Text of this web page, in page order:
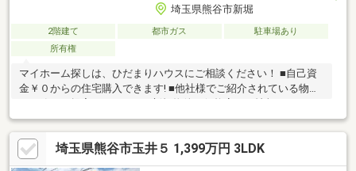
埼玉県熊谷市新堀
2階建て 都市ガス
駐車場あり
所有権
マイホーム探しは、ひだまりハウスにご相談ください！ ■自己資
金￥０からの住宅購入できます! ■他社様でご紹介されている物件
スピーディーです。 ■インターネット非公開の物件もご紹介可能
です。 ■ご希望の方にはメールでのやりとりだけで大丈夫です。
■お忙しいときは現地待合せ＆現地解散できます。 ■平日のご見学
希望大歓迎です! ■住宅ローンアドバイザーが銀行手続きをお手伝
埼玉県熊谷市玉井５ 1,399万円 3LDK